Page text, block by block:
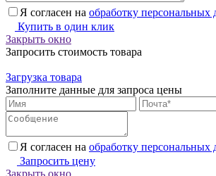
Я согласен на обработку персональных
Купить в один клик
Закрыть окно
Запросить стоимость товара
Загрузка товара
Заполните данные для запроса цены
Я согласен на обработку персональных
Запросить цену
Закрыть окно